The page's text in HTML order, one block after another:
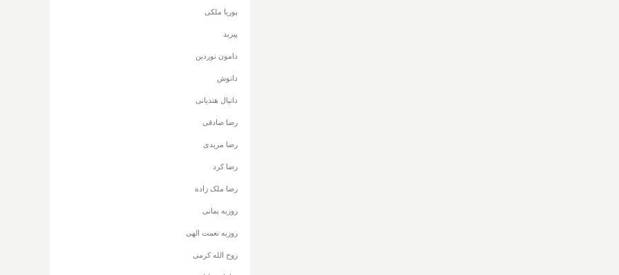
پوریا ملکی
پیربد
دامون نوردین
دانوش
دانیال هندیانی
رضا صادقی
رضا مریدی
رضا کرد
رضا ملک زاده
روزبه بمانی
روزبه نعمت الهی
روح الله کرمی